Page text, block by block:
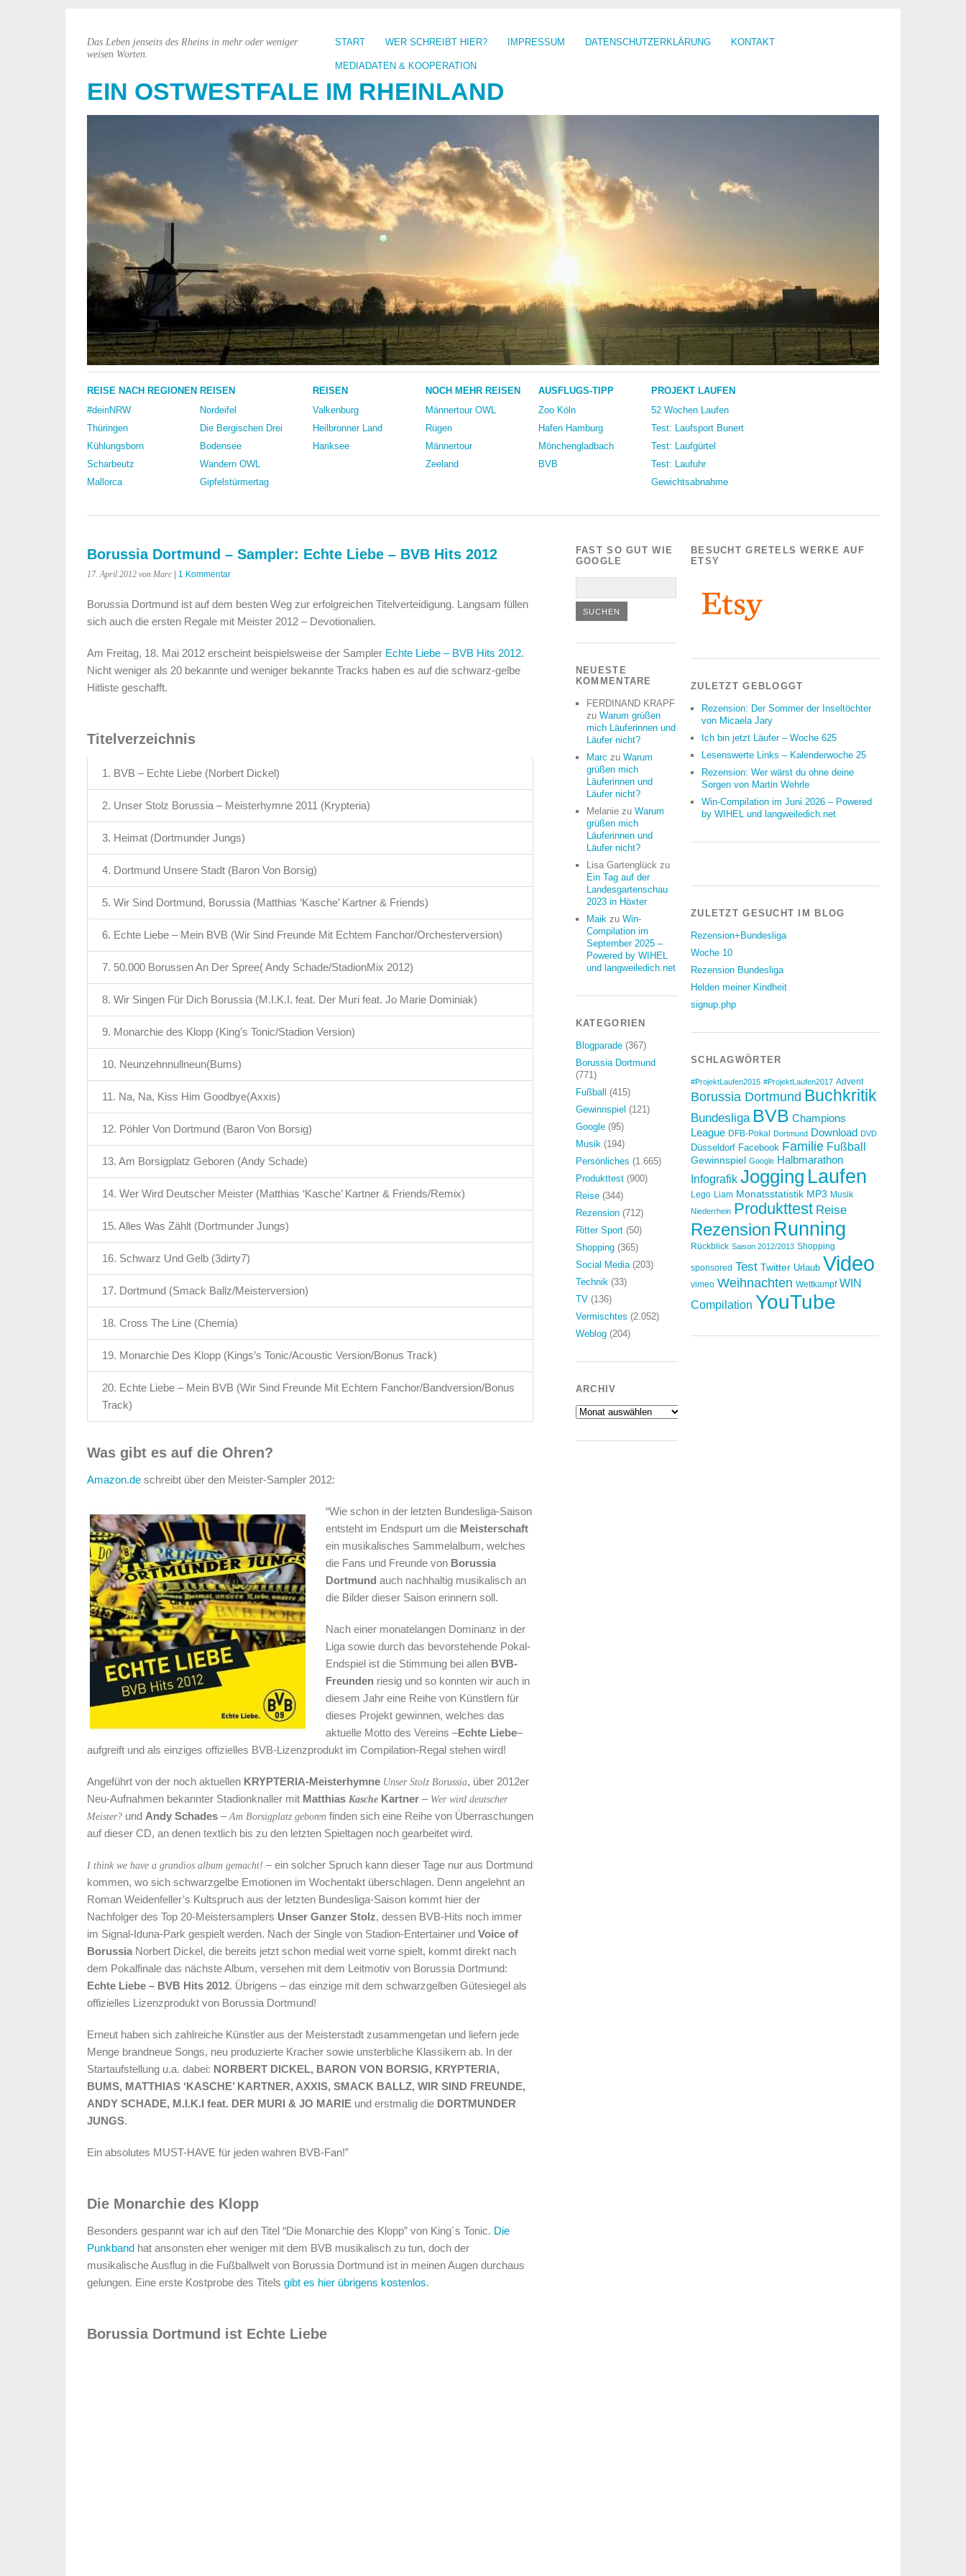
START WER SCHREIBT HIER? IMPRESSUM DATENSCHUTZERKLÄRUNG KONTAKT
MEDIADATEN & KOOPERATION
EIN OSTWESTFALE IM RHEINLAND
Das Leben jenseits des Rheins in mehr oder weniger
weisen Worten.
REISE NACH REGIONEN
#deinNRW
Thüringen
Kühlungsborn
Scharbeutz
Mallorca
REISEN
Nordeifel
Die Bergischen Drei
Bodensee
Wandern OWL
Gipfelstürmertag
REISEN
Valkenburg
Heilbronner Land
Hariksee
NOCH MEHR REISEN
Männertour OWL
Rügen
Männertour
Zeeland
AUSFLUGS-TIPP
Zoo Köln
Hafen Hamburg
Mönchengladbach
BVB
PROJEKT LAUFEN
52 Wochen Laufen
Test: Laufsport Bunert
Test: Laufgürtel
Test: Laufuhr
Gewichtsabnahme
Borussia Dortmund – Sampler: Echte Liebe – BVB Hits 2012
17. April 2012 von Marc | 1 Kommentar
Borussia Dortmund ist auf dem besten Weg zur erfolgreichen Titelverteidigung. Langsam füllen
sich auch die ersten Regale mit Meister 2012 – Devotionalien.
Am Freitag, 18. Mai 2012 erscheint beispielsweise der Sampler Echte Liebe – BVB Hits 2012.
Nicht weniger als 20 bekannte und weniger bekannte Tracks haben es auf die schwarz-gelbe
Hitliste geschafft.
Titelverzeichnis
1. BVB – Echte Liebe (Norbert Dickel)
2. Unser Stolz Borussia – Meisterhymne 2011 (Krypteria)
3. Heimat (Dortmunder Jungs)
4. Dortmund Unsere Stadt (Baron Von Borsig)
5. Wir Sind Dortmund, Borussia (Matthias ‘Kasche’ Kartner & Friends)
6. Echte Liebe – Mein BVB (Wir Sind Freunde Mit Echtem Fanchor/Orchesterversion)
7. 50.000 Borussen An Der Spree( Andy Schade/StadionMix 2012)
8. Wir Singen Für Dich Borussia (M.I.K.I. feat. Der Muri feat. Jo Marie Dominiak)
9. Monarchie des Klopp (King’s Tonic/Stadion Version)
10. Neunzehnnullneun(Bums)
11. Na, Na, Kiss Him Goodbye(Axxis)
12. Pöhler Von Dortmund (Baron Von Borsig)
13. Am Borsigplatz Geboren (Andy Schade)
14. Wer Wird Deutscher Meister (Matthias ‘Kasche’ Kartner & Friends/Remix)
15. Alles Was Zählt (Dortmunder Jungs)
16. Schwarz Und Gelb (3dirty7)
17. Dortmund (Smack Ballz/Meisterversion)
18. Cross The Line (Chemia)
19. Monarchie Des Klopp (Kings’s Tonic/Acoustic Version/Bonus Track)
20. Echte Liebe – Mein BVB (Wir Sind Freunde Mit Echtem Fanchor/Bandversion/Bonus
Track)
Was gibt es auf die Ohren?
Amazon.de schreibt über den Meister-Sampler 2012:
“Wie schon in der letzten Bundesliga-Saison
entsteht im Endspurt um die Meisterschaft
ein musikalisches Sammelalbum, welches
die Fans und Freunde von Borussia
Dortmund auch nachhaltig musikalisch an
die Bilder dieser Saison erinnern soll.
Nach einer monatelangen Dominanz in der
Liga sowie durch das bevorstehende Pokal-
Endspiel ist die Stimmung bei allen BVB-
Freunden riesig und so konnten wir auch in
diesem Jahr eine Reihe von Künstlern für
dieses Projekt gewinnen, welches das
aktuelle Motto des Vereins –Echte Liebe–
aufgreift und als einziges offizielles BVB-Lizenzprodukt im Compilation-Regal stehen wird!
Angeführt von der noch aktuellen KRYPTERIA-Meisterhymne Unser Stolz Borussia, über 2012er
Neu-Aufnahmen bekannter Stadionknaller mit Matthias Kasche Kartner – Wer wird deutscher
Meister? und Andy Schades – Am Borsigplatz geboren finden sich eine Reihe von Überraschungen
auf dieser CD, an denen textlich bis zu den letzten Spieltagen noch gearbeitet wird.
I think we have a grandios album gemacht! – ein solcher Spruch kann dieser Tage nur aus Dortmund
kommen, wo sich schwarzgelbe Emotionen im Wochentakt überschlagen. Denn angelehnt an
Roman Weidenfeller’s Kultspruch aus der letzten Bundesliga-Saison kommt hier der
Nachfolger des Top 20-Meistersamplers Unser Ganzer Stolz, dessen BVB-Hits noch immer
im Signal-Iduna-Park gespielt werden. Nach der Single von Stadion-Entertainer und Voice of
Borussia Norbert Dickel, die bereits jetzt schon medial weit vorne spielt, kommt direkt nach
dem Pokalfinale das nächste Album, versehen mit dem Leitmotiv von Borussia Dortmund:
Echte Liebe – BVB Hits 2012. Übrigens – das einzige mit dem schwarzgelben Gütesiegel als
offizielles Lizenzprodukt von Borussia Dortmund!
Erneut haben sich zahlreiche Künstler aus der Meisterstadt zusammengetan und liefern jede
Menge brandneue Songs, neu produzierte Kracher sowie unsterbliche Klassikern ab. In der
Startaufstellung u.a. dabei: NORBERT DICKEL, BARON VON BORSIG, KRYPTERIA,
BUMS, MATTHIAS ‘KASCHE’ KARTNER, AXXIS, SMACK BALLZ, WIR SIND FREUNDE,
ANDY SCHADE, M.I.K.I feat. DER MURI & JO MARIE und erstmalig die DORTMUNDER
JUNGS.
Ein absolutes MUST-HAVE für jeden wahren BVB-Fan!”
Die Monarchie des Klopp
Besonders gespannt war ich auf den Titel “Die Monarchie des Klopp” von King´s Tonic. Die
Punkband hat ansonsten eher weniger mit dem BVB musikalisch zu tun, doch der
musikalische Ausflug in die Fußballwelt von Borussia Dortmund ist in meinen Augen durchaus
gelungen. Eine erste Kostprobe des Titels gibt es hier übrigens kostenlos.
Borussia Dortmund ist Echte Liebe
FAST SO GUT WIE
GOOGLE
NEUESTE
KOMMENTARE
FERDINAND KRAPF
zu Warum grüßen
mich Läuferinnen und
Läufer nicht?
Marc zu Warum
grüßen mich
Läuferinnen und
Läufer nicht?
Melaniezu Warum
grüßen mich
Läuferinnen und
Läufer nicht?
Lisa Gartenglück zu
Ein Tag auf der
Landesgartenschau
2023 in Höxter
Maik zu Win-
Compilation im
September 2025 –
Powered by WIHEL
und langweiledich.net
KATEGORIEN
Blogparade(367)
Borussia Dortmund
(771)
Fußball
(415)
Gewinnspiel (121)
Google(95)
Musik (194)
Persönliches (1.665)
Produkttest(900)
Reise(344)
Rezension(712)
Ritter Sport(50)
Shopping(365)
Social Media(203)
Technik (33)
TV(136)
Vermischtes (2.052)
Weblog(204)
ARCHIV
Archiv
BESUCHT GRETELS WERKE AUF
ETSY
ZULETZT GEBLOGGT
Rezension: Der Sommer der Inseltöchter
von Micaela Jary
Ich bin jetzt Läufer – Woche 625
Lesenswerte Links – Kalenderwoche 25
Rezension: Wer wärst du ohne deine
Sorgen von Martin Wehrle
Win-Compilation im Juni 2026 – Powered
by WIHEL und langweiledich.net
ZULETZT GESUCHT IM BLOG
Rezension+Bundesliga
Woche 10
Rezension Bundesliga
Helden meiner Kindheit
signup.php
SCHLAGWÖRTER
#ProjektLaufen2015 #ProjektLaufen2017 Advent
Borussia Dortmund Buchkritik
Bundesliga BVB Champions
League DFB-Pokal Dortmund Download DVD
Düsseldorf Facebook Familie Fußball
Gewinnspiel Google Halbmarathon
Infografik Jogging Laufen
Lego Liam Monatsstatistik MP3 Musik
Niederrhein Produkttest Reise
Rezension Running
Rückblick Saison 2012/2013 Shopping
sponsored Test Twitter Urlaub Video
vimeo Weihnachten Wettkampf WIN
Compilation YouTube